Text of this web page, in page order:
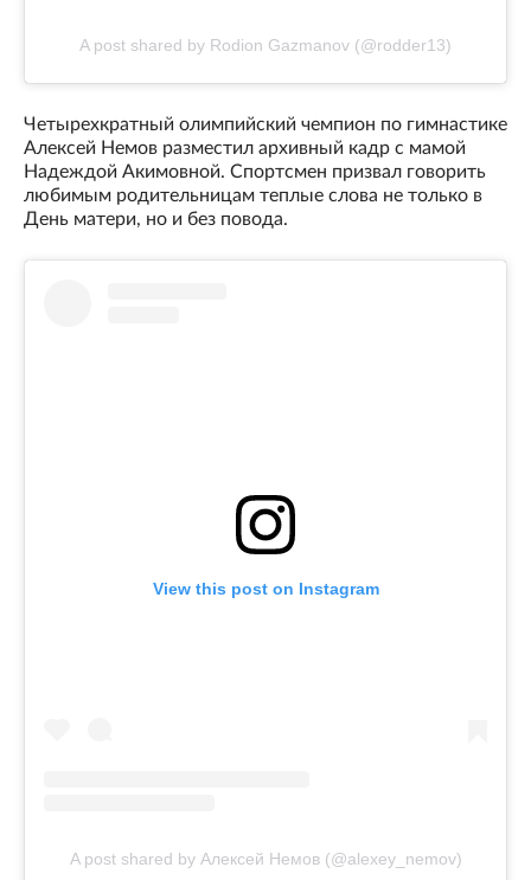
A post shared by Rodion Gazmanov (@rodder13)
Четырехкратный олимпийский чемпион по гимнастике
Алексей Немов разместил архивный кадр с мамой
Надеждой Акимовной. Спортсмен призвал говорить
любимым родительницам теплые слова не только в
День матери, но и без повода.
View this post on Instagram
A post shared by Алексей Немов (@alexey_nemov)